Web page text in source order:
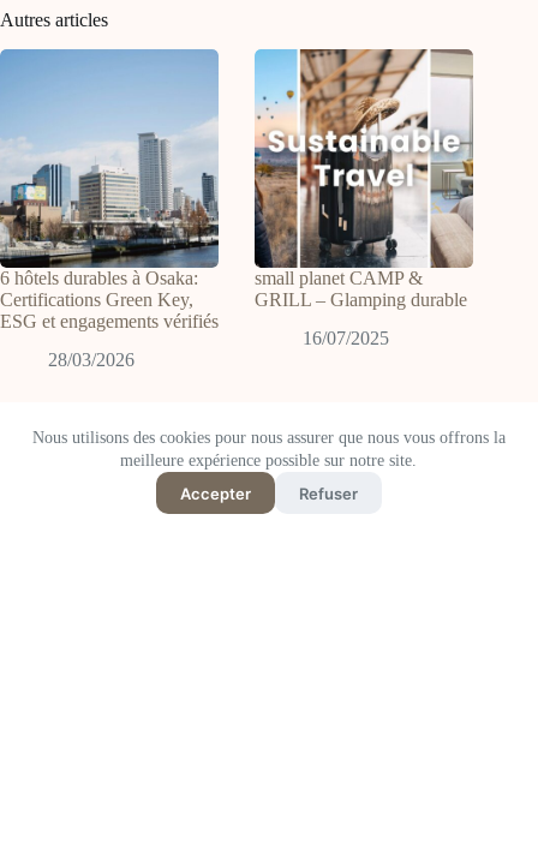
Nous utilisons des cookies pour nous assurer que nous vous offrons la
meilleure expérience possible sur notre site.
Accepter Refuser
Autres articles
6 hôtels durables à Osaka:
Certifications Green Key,
ESG et engagements vérifiés
28/03/2026
small planet CAMP &
GRILL – Glamping durable
16/07/2025